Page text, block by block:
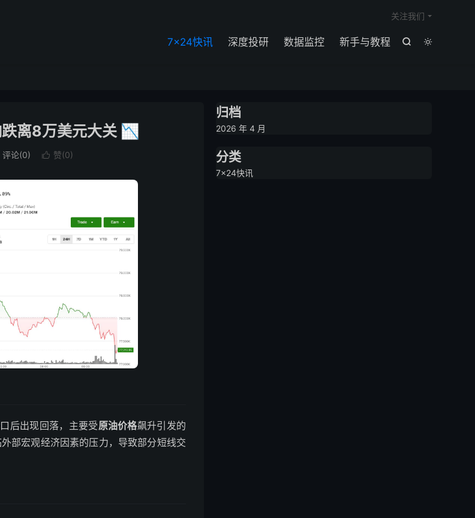


7×24快讯 深度投研 数据监控 新手与教程
关注我们
离8万美元大关 📉
评论(0)  赞(0)
后出现回落，主要受原油价格飙升引发的
部宏观经济因素的压力，导致部分短线交
归档
2026 年 4 月
分类
7×24快讯